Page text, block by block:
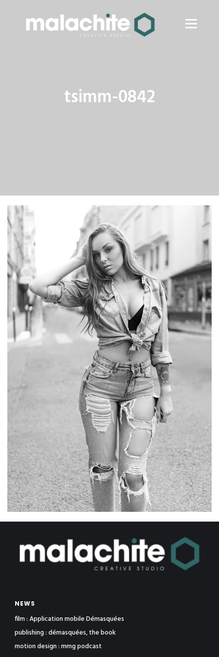
tsimm-0842
NEWS
film : Application mobile Démasquées
publishing : démasquées, the book
motion design : mmg podcast